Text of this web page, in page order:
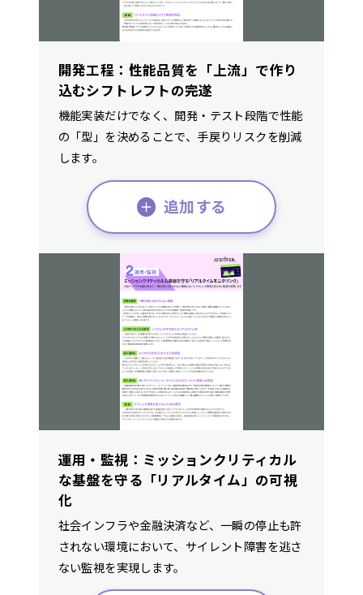
開発工程：性能品質を「上流」で作り
込むシフトレフトの完遂
機能実装だけでなく、開発・テスト段階で性能
の「型」を決めることで、手戻りリスクを削減
します。
追加する
運用・監視：ミッションクリティカル
な基盤を守る「リアルタイム」の可視
化
社会インフラや金融決済など、一瞬の停止も許
されない環境において、サイレント障害を逃さ
ない監視を実現します。